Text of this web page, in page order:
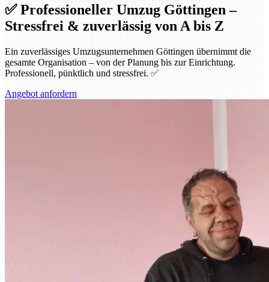
✅ Professioneller Umzug Göttingen –
Stressfrei & zuverlässig von A bis Z
Ein zuverlässiges Umzugsunternehmen Göttingen übernimmt die
gesamte Organisation – von der Planung bis zur Einrichtung.
Professionell, pünktlich und stressfrei. ✅
Angebot anfordern